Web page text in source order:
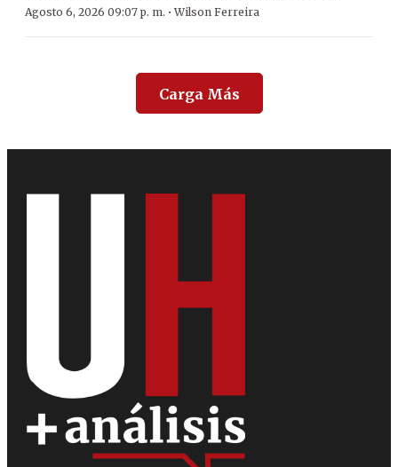
Agosto 6, 2026 09:07 p. m. ·Wilson Ferreira
Carga Más